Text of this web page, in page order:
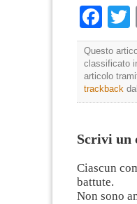
Questo
classificato
articolo
trackback
Scrivi un
Ciascun
battute.
Non sono